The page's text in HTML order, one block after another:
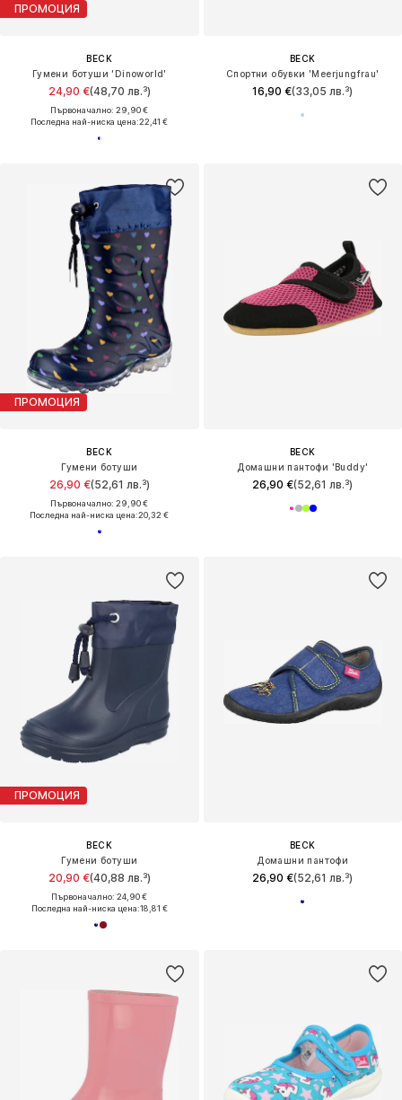
ПРОМОЦИЯ
BECK
Гумени ботуши 'Dinoworld'
24,90 €(48,70 лв.³)
Първоначално: 29,90 €
Последна най-ниска цена:22,41 €
BECK
Спортни обувки 'Meerjungfrau'
16,90 €(33,05 лв.³)
ПРОМОЦИЯ
BECK
Гумени ботуши
26,90 €(52,61 лв.³)
Първоначално: 29,90 €
Последна най-ниска цена:20,32 €
BECK
Домашни пантофи 'Buddy'
26,90 €(52,61 лв.³)
ПРОМОЦИЯ
BECK
Гумени ботуши
20,90 €(40,88 лв.³)
Първоначално: 24,90 €
Последна най-ниска цена:18,81 €
BECK
Домашни пантофи
26,90 €(52,61 лв.³)